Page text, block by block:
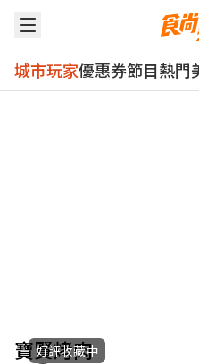
城市玩家優惠券節目熱門
寶賢烤肉
好評收藏中